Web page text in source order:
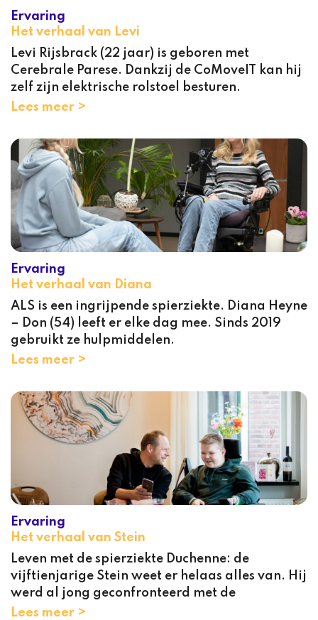
Ervaring
Het verhaal van Levi
Levi Rijsbrack (22 jaar) is geboren met
Cerebrale Parese. Dankzij de CoMoveIT kan hij
zelf zijn elektrische rolstoel besturen.
Lees meer >
Ervaring
Het verhaal van Diana
ALS is een ingrijpende spierziekte. Diana Heyne
– Don (54) leeft er elke dag mee. Sinds 2019
gebruikt ze hulpmiddelen.
Lees meer >
Ervaring
Het verhaal van Stein
Leven met de spierziekte Duchenne: de
vijftienjarige Stein weet er helaas alles van. Hij
werd al jong geconfronteerd met de
Lees meer >